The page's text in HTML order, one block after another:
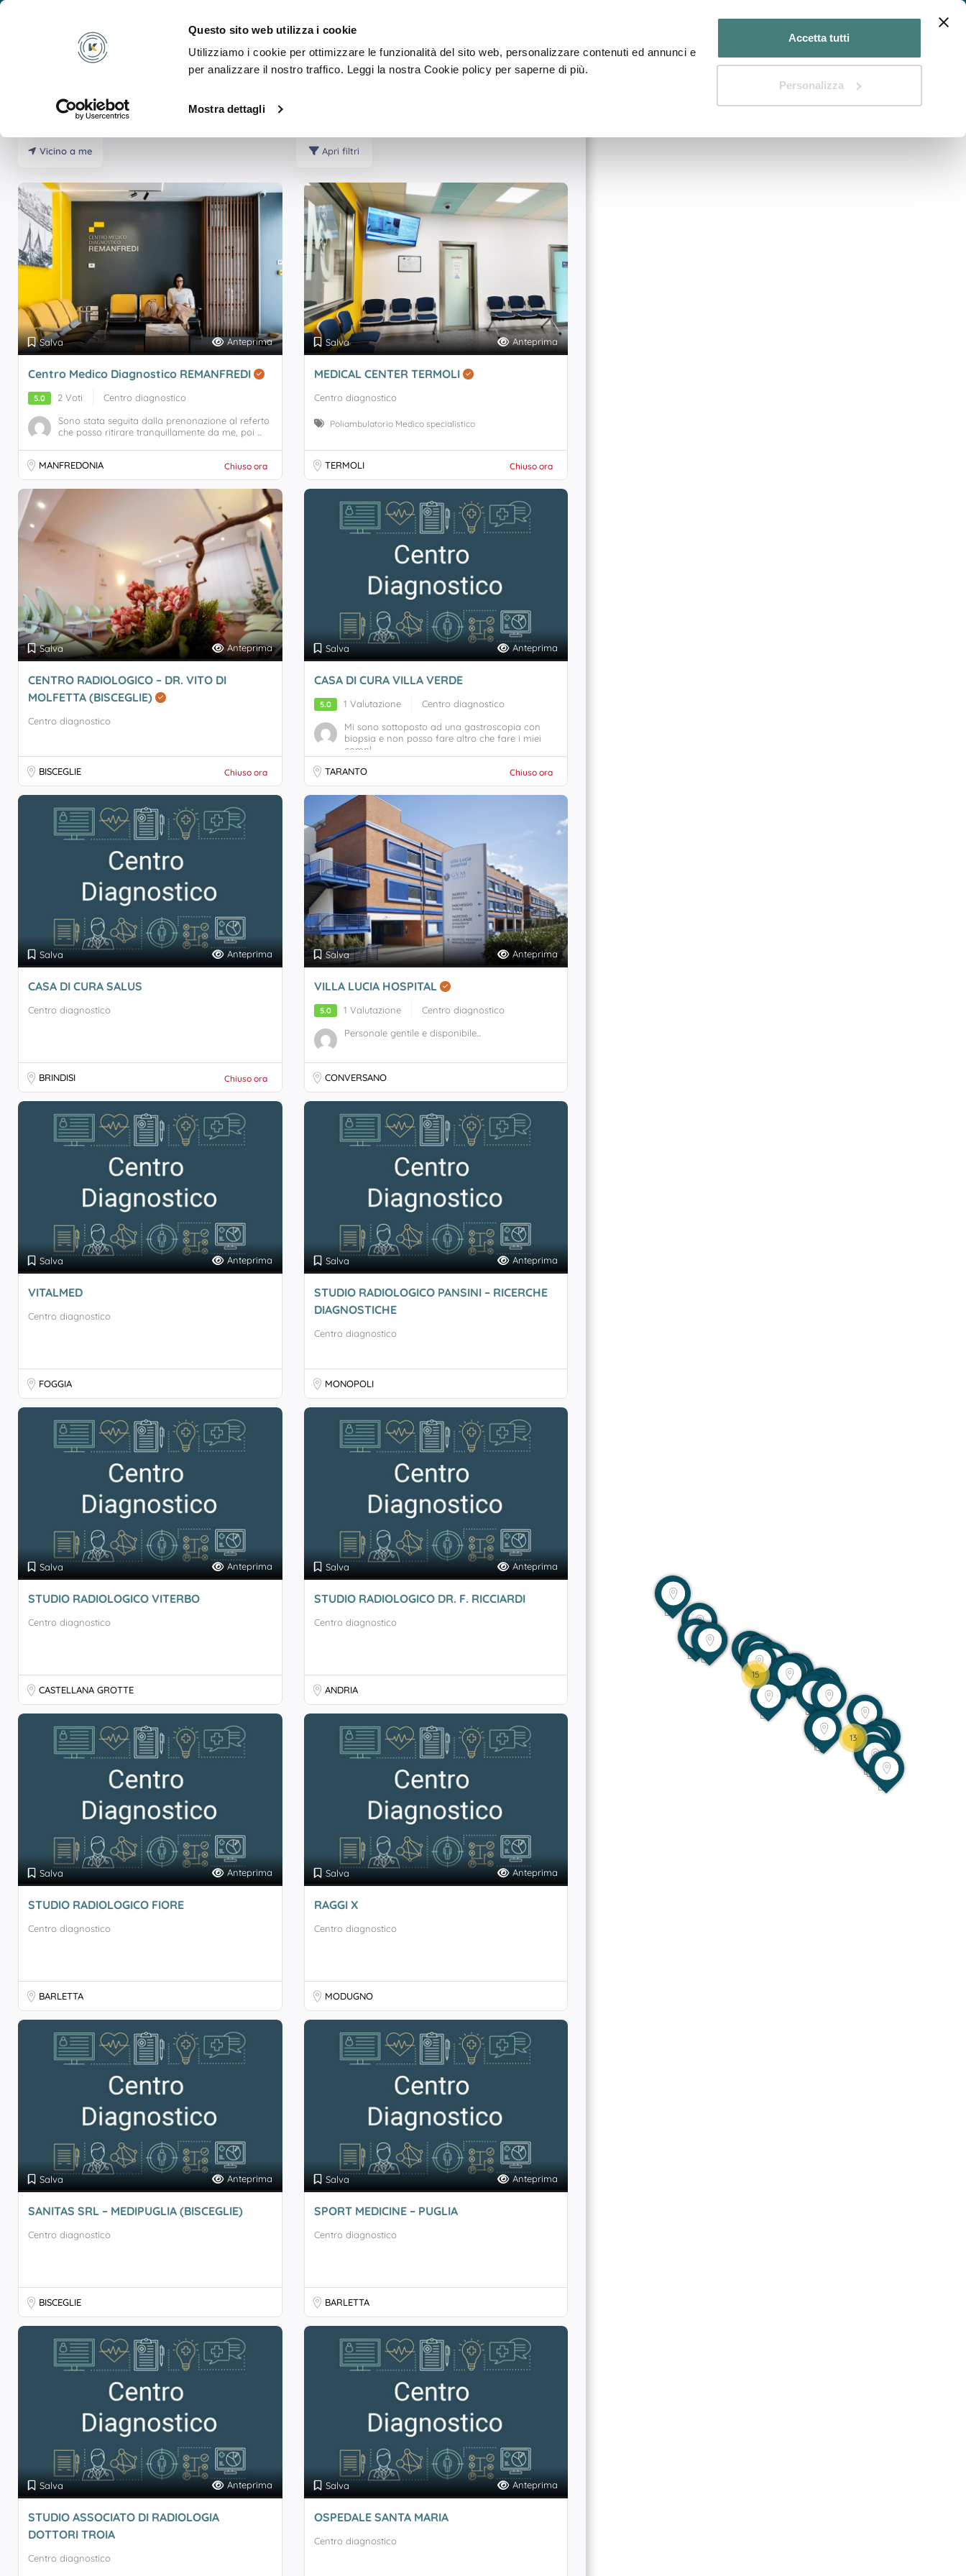
Questo sito web utilizza i cookie
Utilizziamo i cookie per ottimizzare le funzionalità del sito web, personalizzare contenuti ed annunci e
per analizzare il nostro traffico. Leggi la nostra Cookie policy per saperne di più.
Mostra dettagli
Accetta tutti
Personalizza
Cosa
Il Blog di DIAGNOSTIKA
13
15
Risultati PerTac Mano
Vicino a me Apri filtri
Salva Anteprima
Centro Medico Diagnostico REMANFREDI
5.0 2 Voti
Centro diagnostico
Sono stata seguita dalla prenonazione al referto
che posso ritirare tranquillamente da me, poi ...
MANFREDONIA Chiuso ora
Salva Anteprima
MEDICAL CENTER TERMOLI
Centro diagnostico
Poliambulatorio Medico specialistico
TERMOLI Chiuso ora
Salva Anteprima
CENTRO RADIOLOGICO – DR. VITO DI
MOLFETTA (BISCEGLIE)
Centro diagnostico
BISCEGLIE Chiuso ora
Salva Anteprima
CASA DI CURA VILLA VERDE
5.0 1 Valutazione
Centro diagnostico
Mi sono sottoposto ad una gastroscopia con
biopsia e non posso fare altro che fare i miei
compl...
TARANTO
Chiuso ora
Salva Anteprima
CASA DI CURA SALUS
Centro diagnostico
BRINDISI Chiuso ora
Salva Anteprima
VILLA LUCIA HOSPITAL
5.0 1 Valutazione
Centro diagnostico
Personale gentile e disponibile...
CONVERSANO
Salva Anteprima
VITALMED
Centro diagnostico
FOGGIA
Salva Anteprima
STUDIO RADIOLOGICO PANSINI – RICERCHE
DIAGNOSTICHE
Centro diagnostico
MONOPOLI
Salva Anteprima
STUDIO RADIOLOGICO VITERBO
Centro diagnostico
CASTELLANA GROTTE
Salva Anteprima
STUDIO RADIOLOGICO DR. F. RICCIARDI
Centro diagnostico
ANDRIA
Salva Anteprima
STUDIO RADIOLOGICO FIORE
Centro diagnostico
BARLETTA
Salva Anteprima
RAGGI X
Centro diagnostico
MODUGNO
Salva Anteprima
SANITAS SRL – MEDIPUGLIA (BISCEGLIE)
Centro diagnostico
BISCEGLIE
Salva Anteprima
SPORT MEDICINE – PUGLIA
Centro diagnostico
BARLETTA
Salva Anteprima
STUDIO ASSOCIATO DI RADIOLOGIA
DOTTORI TROIA
Centro diagnostico
Salva Anteprima
OSPEDALE SANTA MARIA
Centro diagnostico